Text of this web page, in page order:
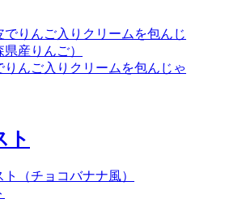
りんご入りクリームを包んじゃ
ト